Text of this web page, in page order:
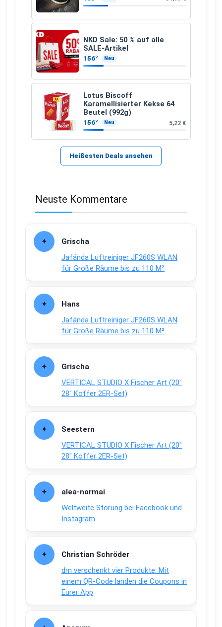
NKD Sale: 50 % auf alle
SALE-Artikel
156° Neu
Lotus Biscoff
Karamellisierter Kekse 64
Beutel (992g)
156° Neu 5,22 €
Heißesten Deals ansehen
Neuste Kommentare
Grischa
Jafända Luftreiniger JF260S WLAN
für Große Räume bis zu 110 M²
Hans
Jafända Luftreiniger JF260S WLAN
für Große Räume bis zu 110 M²
Grischa
VERTICAL STUDIO X Fischer Art (20″
28″ Koffer 2ER-Set)
Seestern
VERTICAL STUDIO X Fischer Art (20″
28″ Koffer 2ER-Set)
alea-normai
Weltweite Störung bei Facebook und
Instagram
Christian Schröder
dm verschenkt vier Produkte: Mit
einem QR-Code landen die Coupons in
Eurer App